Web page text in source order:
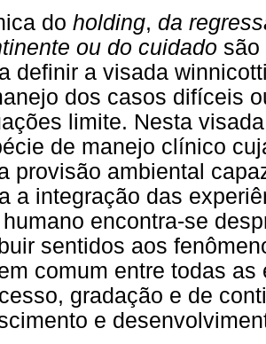
do holding, da
ou do cuidado são
definir a visada
dos casos difíceis
limite. Nesta
de manejo clínico
provisão ambiental
a integração das
encontra-se
sentidos aos
comum entre todas
gradação e de
e